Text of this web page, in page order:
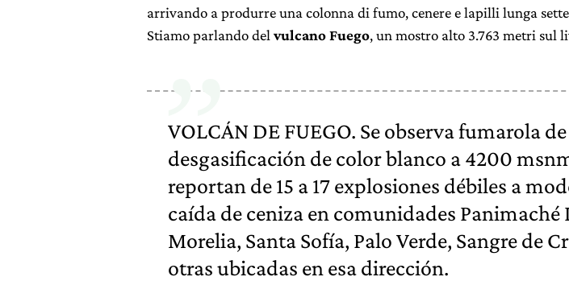
arrivando a produrre una colonna di fumo, cenere e lapilli lunga
Stiamo parlando del vulcano Fuego, un mostro alto 3.763 metri sul
VOLCÁN DE FUEGO. Se observa fumarola de
desgasificación de color blanco a 4200
reportan de 15 a 17 explosiones débiles a
caída de ceniza en comunidades Panimaché
Morelia, Santa Sofía, Palo Verde, Sangre de
otras ubicadas en esa dirección.